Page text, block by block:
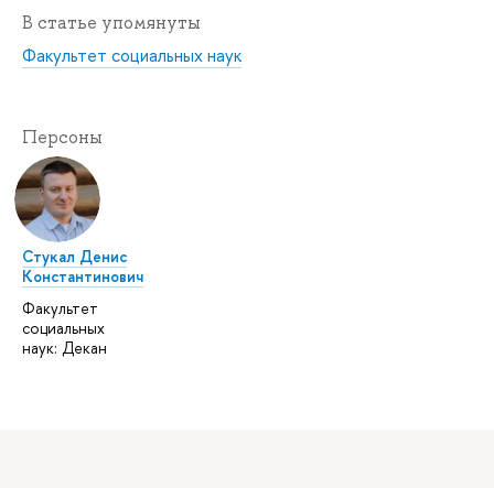
В статье упомянуты
Факультет социальных наук
Персоны
Стукал Денис
Константинович
Факультет
социальных
наук: Декан